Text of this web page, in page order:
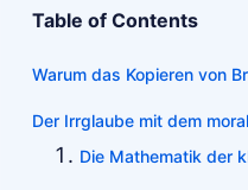
Table of Contents
Warum das Kopieren von
Der Irrglaube mit dem
Die Mathematik der